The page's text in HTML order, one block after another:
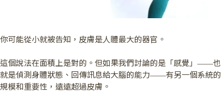
你可能從小就被告知，皮膚是人體最大的器官。
這個說法在面積上是對的。但如果我們討論的是「感覺」——也
就是偵測身體狀態、回傳訊息給大腦的能力——有另一個系統的
規模和重要性，遠遠超過皮膚。